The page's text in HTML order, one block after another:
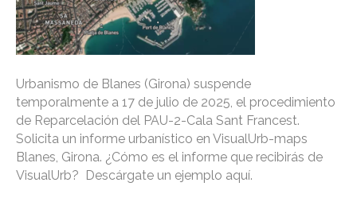
Urbanismo de Blanes (Girona) suspende
temporalmente a 17 de julio de 2025, el procedimiento
de Reparcelación del PAU-2-Cala Sant Francest.
Solicita un informe urbanístico en VisualUrb-maps
Blanes, Girona. ¿Cómo es el informe que recibirás de
VisualUrb? Descárgate un ejemplo aquí.